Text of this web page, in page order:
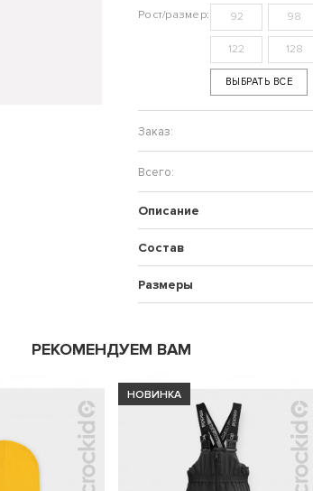
92 98
122 128
ВЫБРАТЬ ВСЕ
Описание
Состав
Размеры
РЕКОМЕНДУЕМ ВАМ
НОВИНКА